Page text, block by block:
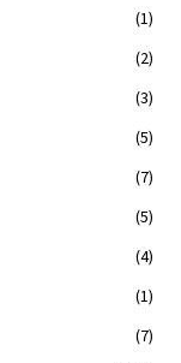
(1)
(2)
(3)
(5)
(7)
(5)
(4)
(1)
(7)